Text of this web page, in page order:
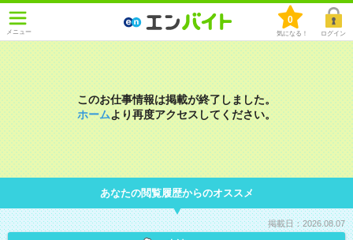
メニュー
0
気になる！ ログイン
このお仕事情報は掲載が終了しました。
ホームより再度アクセスしてください。
あなたの閲覧履歴からのオススメ
掲載日：2026.08.07